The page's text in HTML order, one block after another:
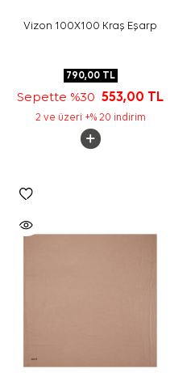
Vizon 100X100 Kraş Eşarp
790,00TL
Sepette %30 553,00 TL
2 ve üzeri +% 20 indirim